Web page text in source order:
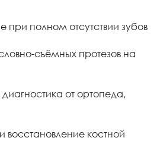
при полном отсутствии зубов
съёмных протезов на
от ортопеда,
костной